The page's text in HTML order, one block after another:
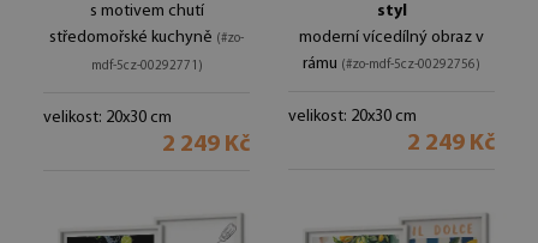
s motivem chutí
středomořské kuchyně (#zo-
mdf-5cz-00292771)
velikost: 20x30 cm
2 249 Kč
styl
moderní vícedílný obraz v
rámu (#zo-mdf-5cz-00292756)
velikost: 20x30 cm
2 249 Kč